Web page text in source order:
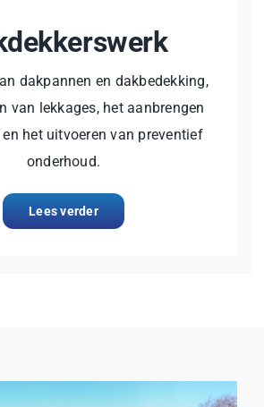
dakpannen en dakbedekking,
van lekkages, het aanbrengen
het uitvoeren van preventief
onderhoud.
Lees verder